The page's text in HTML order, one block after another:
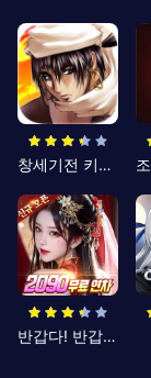
창세기전 키우기
반갑다! 반갑삼국지